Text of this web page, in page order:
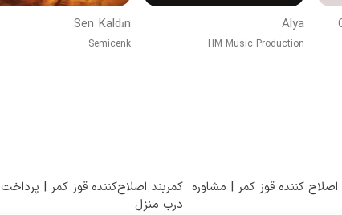
Alya
HM Music Production
Sen Kaldın
Semicenk
اصلاح کننده قوز کمر | مشاوره کمربند اصلاح‌کننده قوز کمر | پرداخت
درب منزل